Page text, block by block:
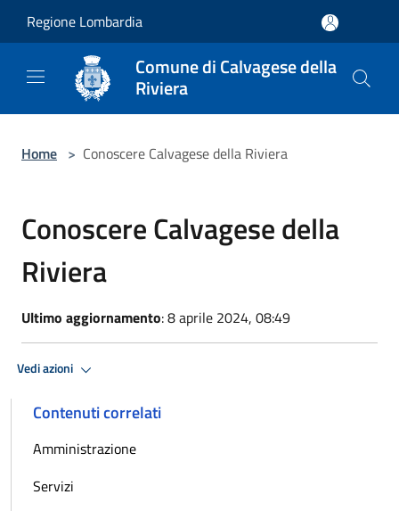
Regione Lombardia
Comune di Calvagese della
Riviera
Home > Conoscere Calvagese della Riviera
Conoscere Calvagese della
Riviera
Ultimo aggiornamento: 8 aprile 2024, 08:49
Vedi azioni
Contenuti correlati
Amministrazione
Servizi